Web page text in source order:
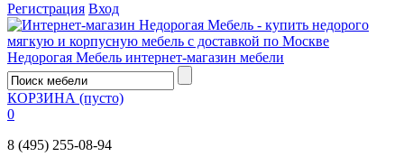
Регистрация Вход
Недорогая Мебель интернет-магазин мебели
КОРЗИНА (пусто)
0
8 (495) 255-08-94